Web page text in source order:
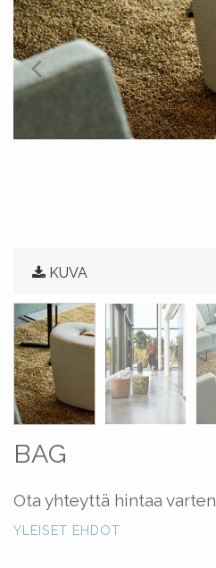
KUVA
BAG
Ota yhteyttä hintaa varten
YLEISET EHDOT